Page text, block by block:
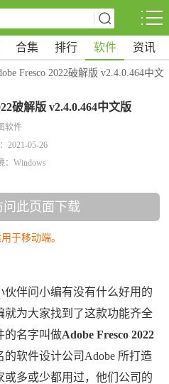
合集 排行 软件 资讯
Fresco 2022破解版 v2.4.0.464中文
破解版 v2.4.0.464中文版
软件
2021-05-26
Windows
问此页面下载
于移动端。
伴问小编有没有什么好用的
为大家找到了这款功能齐全
的名字叫做Adobe Fresco 2022
软件设计公司Adobe 所打造
多或少都用过，他们公司的